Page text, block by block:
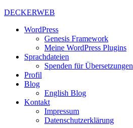
DECKERWEB
WordPress
Genesis Framework
Meine WordPress Plugins
Sprachdateien
Spenden für Übersetzungen
Profil
Blog
English Blog
Kontakt
Impressum
Datenschutzerklärung